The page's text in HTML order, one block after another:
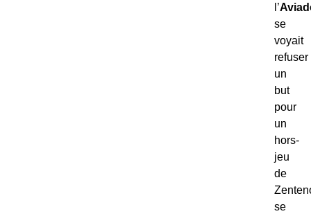
l’
se
voyait
refuser
un
but
pour
un
hors-
jeu
de
se